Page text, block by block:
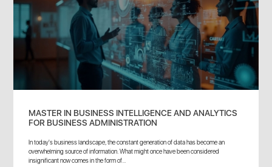
MASTER IN BUSINESS INTELLIGENCE AND ANALYTICS
FOR BUSINESS ADMINISTRATION
In today's business landscape, the constant generation of data has become an
overwhelming source of information. What might once have been considered
insignificant now comes in the form of...